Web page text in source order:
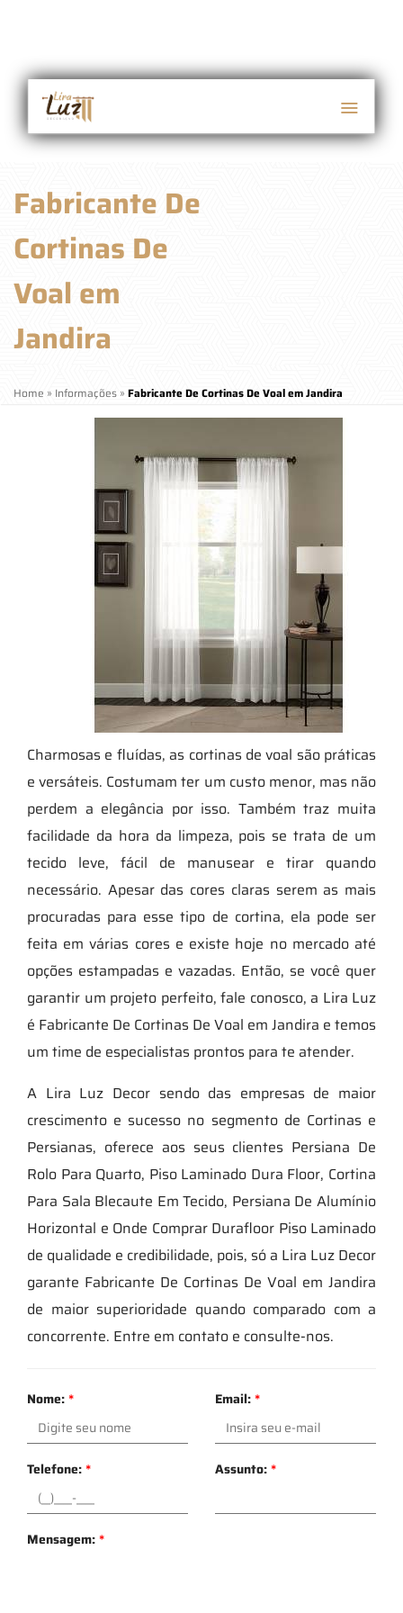
Fabricante De
Cortinas De
Voal em
Jandira
Home » Informações » Fabricante De Cortinas De Voal em Jandira
Charmosas e fluídas, as cortinas de voal são práticas
e versáteis. Costumam ter um custo menor, mas não
perdem a elegância por isso. Também traz muita
facilidade da hora da limpeza, pois se trata de um
tecido leve, fácil de manusear e tirar quando
necessário. Apesar das cores claras serem as mais
procuradas para esse tipo de cortina, ela pode ser
feita em várias cores e existe hoje no mercado até
opções estampadas e vazadas. Então, se você quer
garantir um projeto perfeito, fale conosco, a Lira Luz
é Fabricante De Cortinas De Voal em Jandira e temos
um time de especialistas prontos para te atender.
A Lira Luz Decor sendo das empresas de maior
crescimento e sucesso no segmento de Cortinas e
Persianas, oferece aos seus clientes Persiana De
Rolo Para Quarto, Piso Laminado Dura Floor, Cortina
Para Sala Blecaute Em Tecido, Persiana De Alumínio
Horizontal e Onde Comprar Durafloor Piso Laminado
de qualidade e credibilidade, pois, só a Lira Luz Decor
garante Fabricante De Cortinas De Voal em Jandira
de maior superioridade quando comparado com a
concorrente. Entre em contato e consulte-nos.
Nome:* Email:*
Telefone:* Assunto:*
Mensagem:*